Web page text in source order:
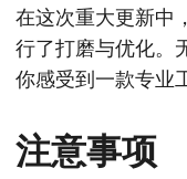
在这次重大更新中
行了打磨与优化。
你感受到一款专业
注意事项